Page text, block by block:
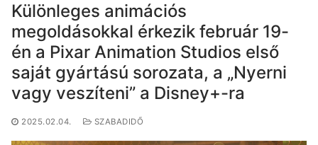
Különleges animációs
megoldásokkal érkezik február 19-
én a Pixar Animation Studios első
saját gyártású sorozata, a „Nyerni
vagy veszíteni” a Disney+-ra
2025.02.04. SZABADIDŐ